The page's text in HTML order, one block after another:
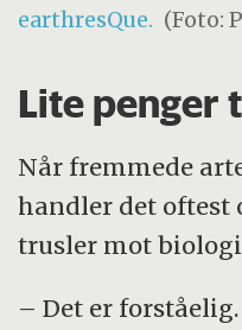
earthresQue. (Foto:
Lite penger
Når fremmede
handler det oftest
trusler mot
– Det er